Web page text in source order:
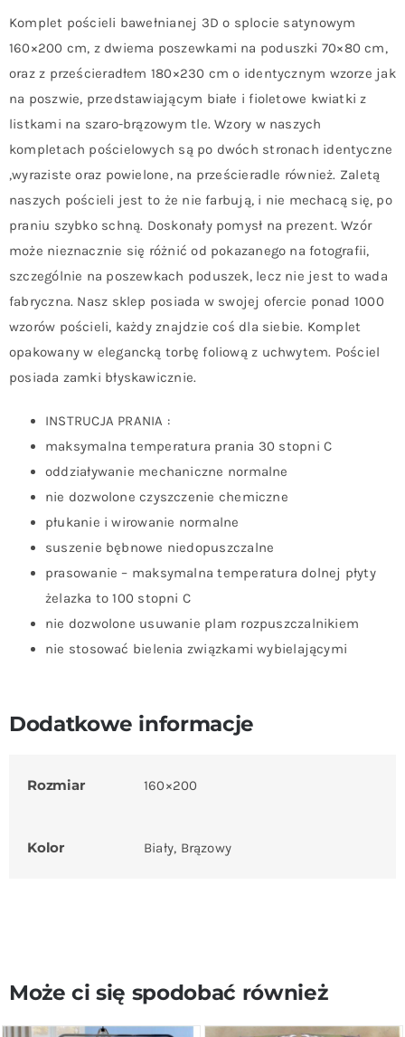
Komplet pościeli bawełnianej 3D o splocie satynowym
160×200 cm, z dwiema poszewkami na poduszki 70×80 cm,
oraz z prześcieradłem 180×230 cm o identycznym wzorze jak
na poszwie, przedstawiającym białe i fioletowe kwiatki z
listkami na szaro-brązowym tle. Wzory w naszych
kompletach pościelowych są po dwóch stronach identyczne
,wyraziste oraz powielone, na prześcieradle również. Zaletą
naszych pościeli jest to że nie farbują, i nie mechacą się, po
praniu szybko schną. Doskonały pomysł na prezent. Wzór
może nieznacznie się różnić od pokazanego na fotografii,
szczególnie na poszewkach poduszek, lecz nie jest to wada
fabryczna. Nasz sklep posiada w swojej ofercie ponad 1000
wzorów pościeli, każdy znajdzie coś dla siebie. Komplet
opakowany w elegancką torbę foliową z uchwytem. Pościel
posiada zamki błyskawicznie.
INSTRUCJA PRANIA :
maksymalna temperatura prania 30 stopni C
oddziaływanie mechaniczne normalne
nie dozwolone czyszczenie chemiczne
płukanie i wirowanie normalne
suszenie bębnowe niedopuszczalne
prasowanie – maksymalna temperatura dolnej płyty
żelazka to 100 stopni C
nie dozwolone usuwanie plam rozpuszczalnikiem
nie stosować bielenia związkami wybielającymi
Dodatkowe informacje
Rozmiar 160×200
Kolor Biały, Brązowy
Może ci się spodobać również